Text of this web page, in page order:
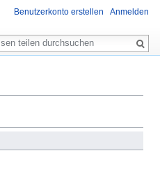
Benutzerkonto erstellen Anmelden